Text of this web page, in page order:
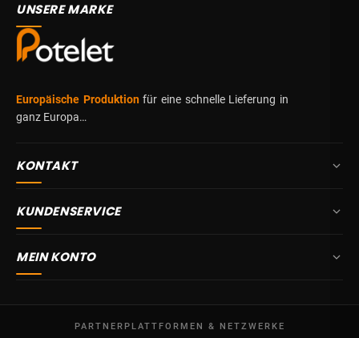
UNSERE MARKE
Europäische Produktionfür eine schnelle Lieferung in
ganz Europa…
KONTAKT
4710 Lontzen
Mo – Fr
09:00 – 17:00
KUNDENSERVICE
Lieferung
AGB
MEIN KONTO
Meine BestellungenPARTNERPLATTFORMEN & NETZWERKE